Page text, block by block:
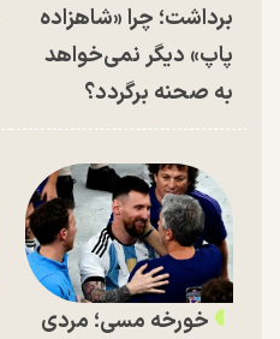
برداشت؛ چرا «شاهزاده
پاپ» دیگر نمی‌خواهد
به صحنه برگردد؟
خورخه مسی؛ مردی